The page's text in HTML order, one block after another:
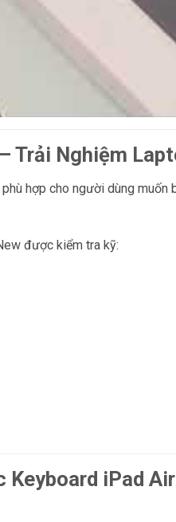
Trải Nghiệm
hợp cho người dùng
được kiểm tra kỹ:
Keyboard iPad